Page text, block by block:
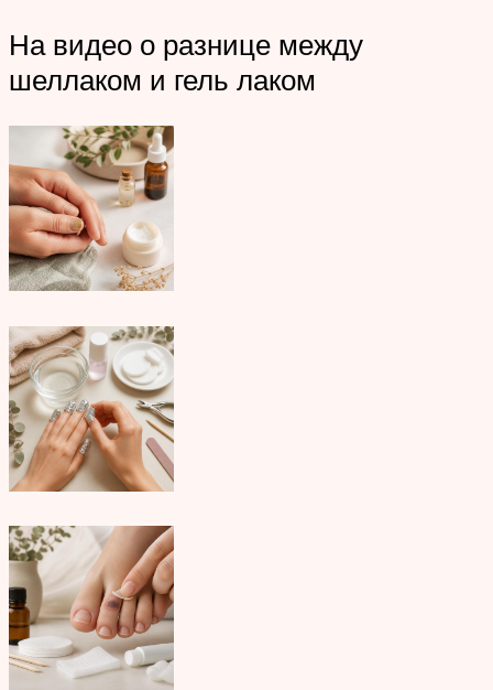
На видео о разнице между
шеллаком и гель лаком